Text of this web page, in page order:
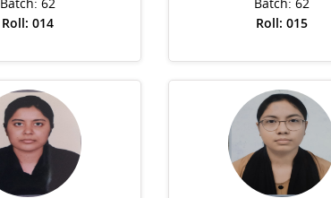
Roll: 014
Roll: 015